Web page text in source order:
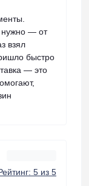
нужно — от
взял
быстро
— это
5 из 5